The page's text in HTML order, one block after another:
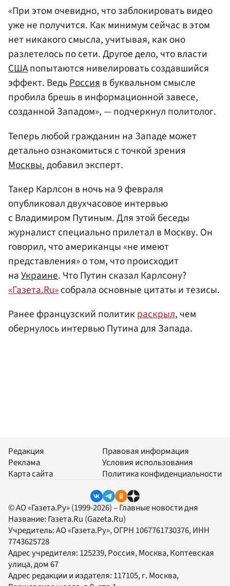
«При этом очевидно, что заблокировать видео
уже не получится. Как минимум сейчас в этом
нет никакого смысла, учитывая, как оно
разлетелось по сети. Другое дело, что власти
СШАпопытаются нивелировать создавшийся
эффект. ВедьРоссияв буквальном смысле
пробила брешь в информационной завесе,
созданной Западом», — подчеркнул политолог.
Теперь любой гражданин на Западе может
детально ознакомиться с точкой зрения
Москвы, добавил эксперт.
Такер Карлсон в ночь на 9 февраля
опубликовал двухчасовое интервью
с Владимиром Путиным. Для этой беседы
журналист специально прилетал в Москву. Он
говорил, что американцы «не имеют
представления» о том, что происходит
наУкраине. Что Путин сказал Карлсону?
«Газета.Ru»собрала основные цитаты и тезисы.
Ранее французский политик раскрыл, чем
обернулось интервью Путина для Запада.
Редакция
Реклама
Карта сайта
Правовая информация
Условия использования
Политика конфиденциальности
© АО «Газета.Ру» (1999-2026) – Главные новости дня
Название: Газета.Ru (Gazeta.Ru)
Учредитель:АО «Газета.Ру», ОГРН 1067761730376, ИНН
7743625728
Адрес учредителя: 125239, Россия, Москва, Коптевская
улица, дом 67
Адрес редакции и издателя: 117105, г. Москва,